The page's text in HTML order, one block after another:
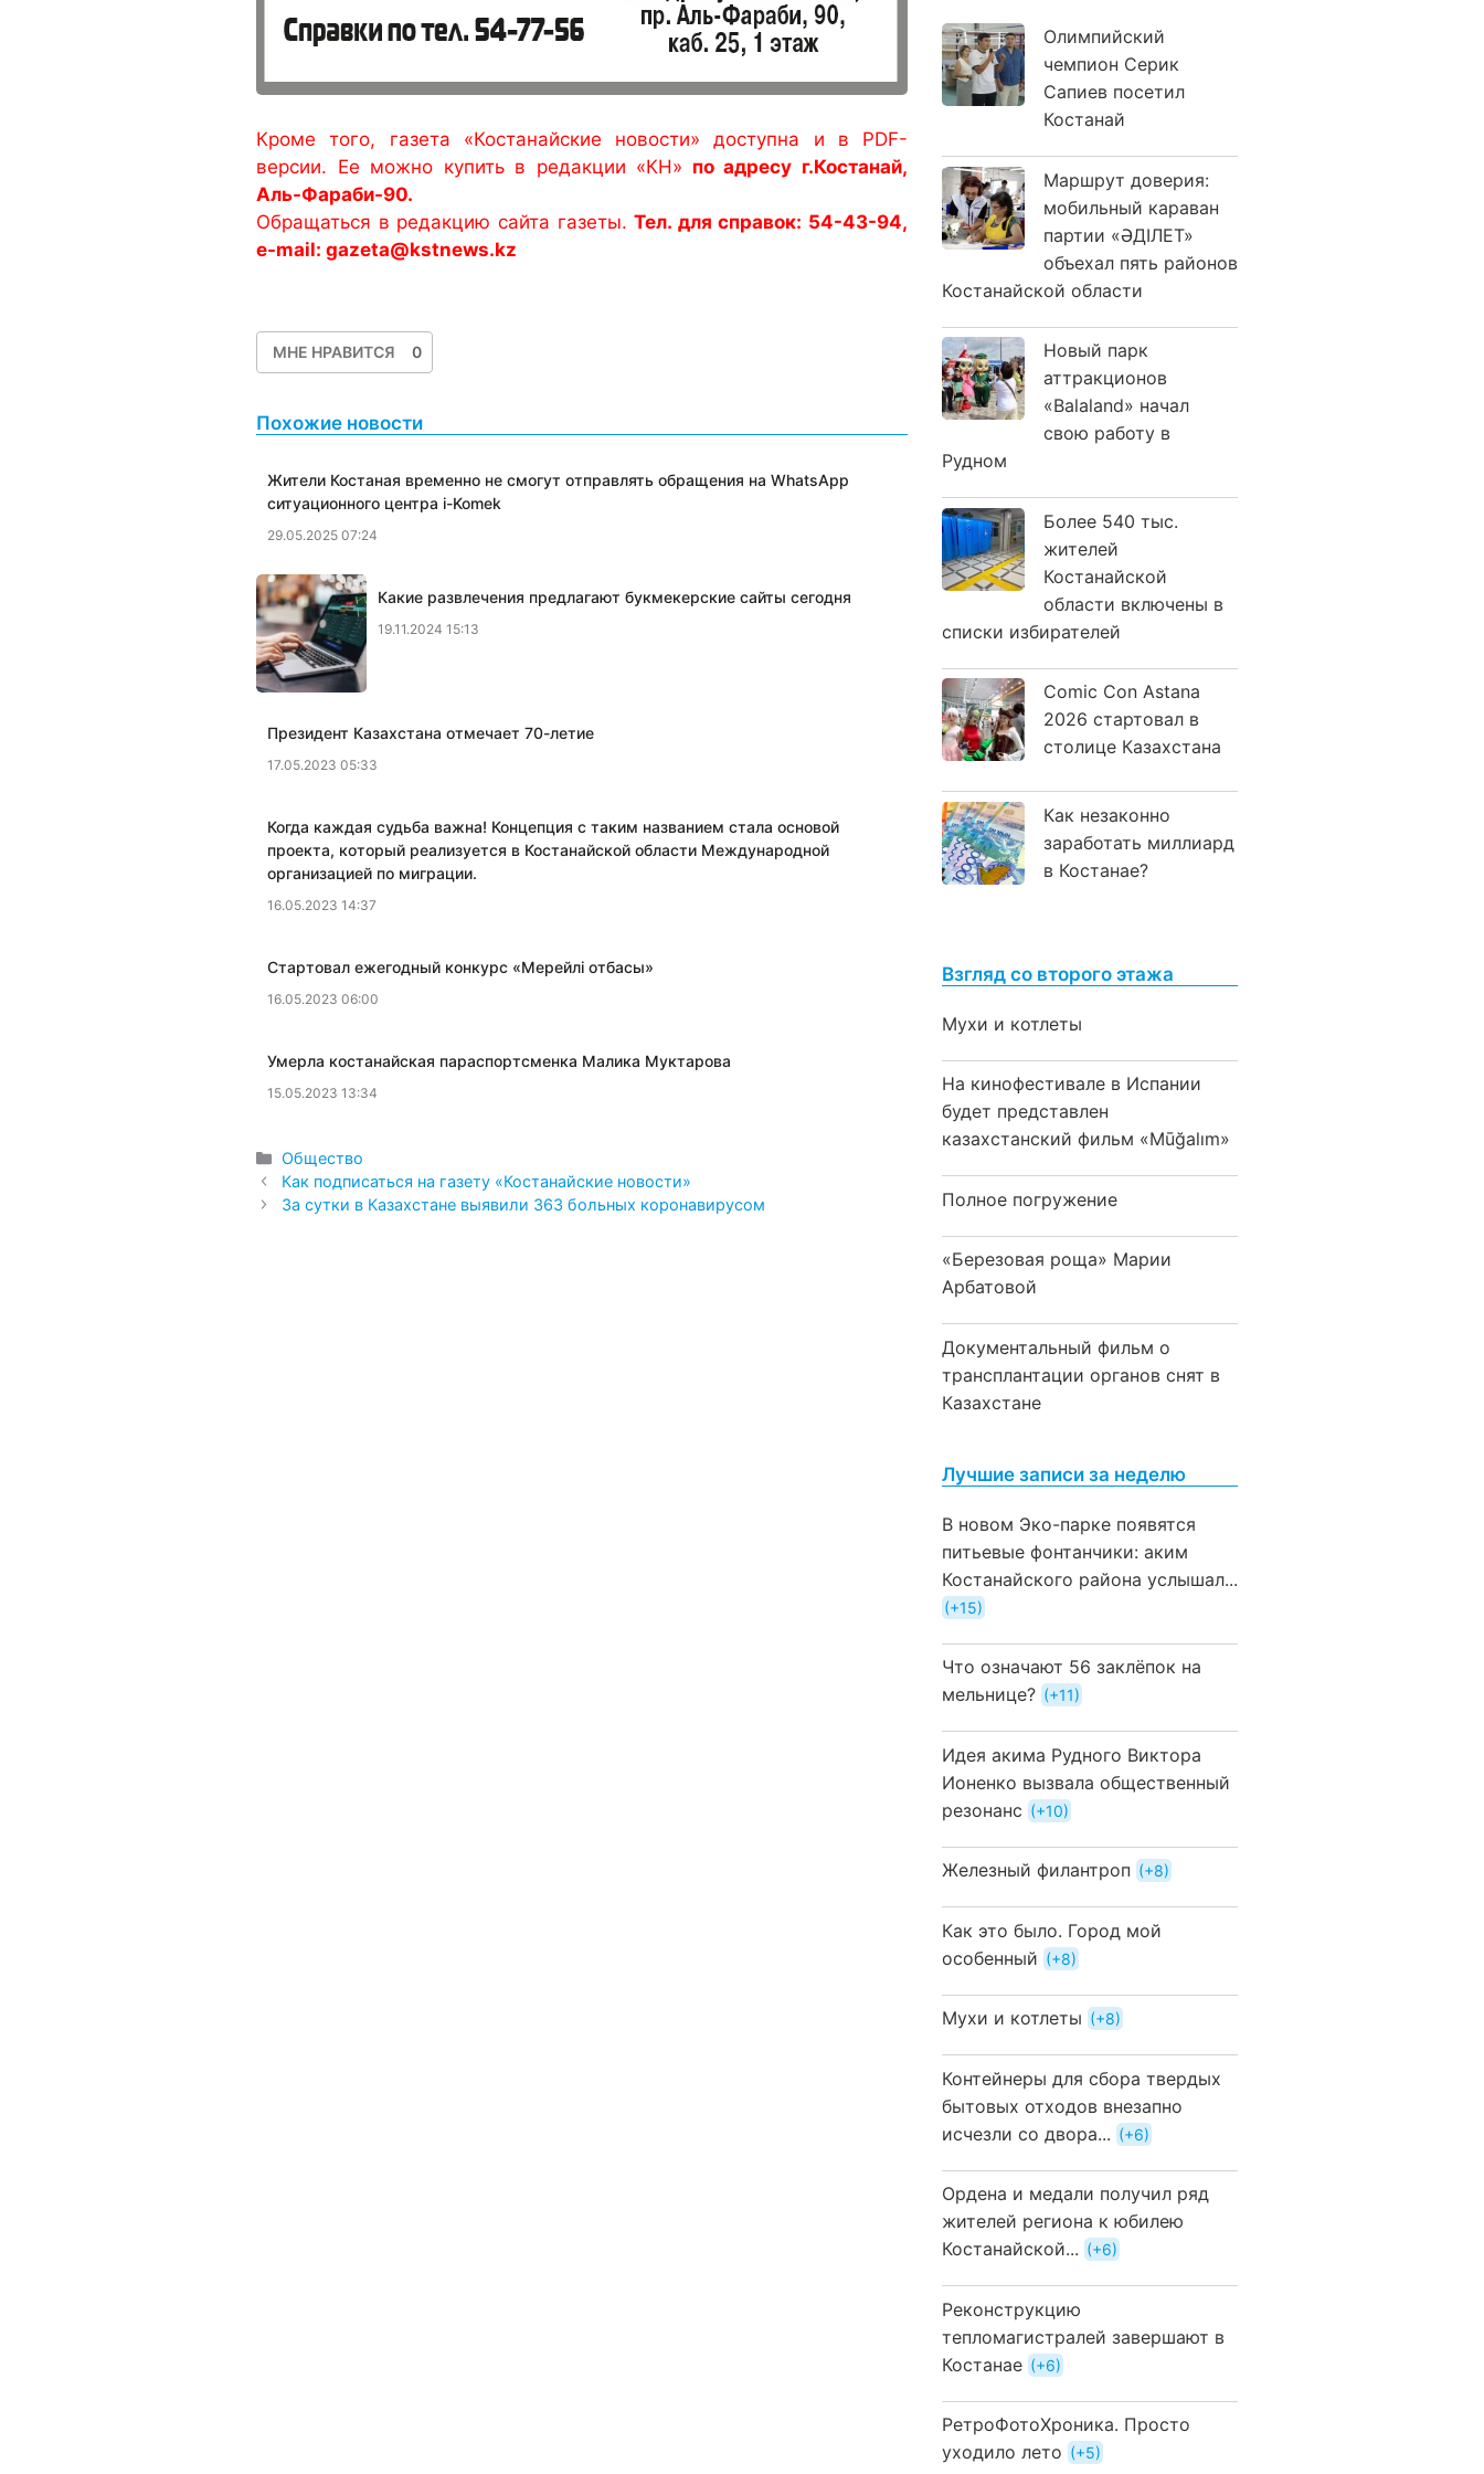
Кроме того, газета «Костанайские новости» доступна и в PDF-
версии. Ее можно купить в редакции «КН» по адресу г.Костанай,
Аль-Фараби-90.
Обращаться в редакцию сайта газеты.Тел. для справок: 54-43-94,
e-mail: gazeta@kstnews.kz
МНЕ НРАВИТСЯ 0
Похожие новости
Жители Костаная временно не смогут отправлять обращения на WhatsApp
ситуационного центра i-Komek
29.05.2025 07:24
Какие развлечения предлагают букмекерские сайты сегодня
19.11.2024 15:13
Президент Казахстана отмечает 70-летие
17.05.2023 05:33
Когда каждая судьба важна! Концепция с таким названием стала основой
проекта, который реализуется в Костанайской области Международной
организацией по миграции.
16.05.2023 14:37
​Стартовал ежегодный конкурс «Мерейлi отбасы»
16.05.2023 06:00
​Умерла костанайская параспортсменка Малика Муктарова
15.05.2023 13:34
Рубрики
Общество
Как подписаться на газету «Костанайские новости»
За сутки в Казахстане выявили 363 больных коронавирусом
Олимпийский
чемпион Серик
Сапиев посетил
Костанай
Маршрут доверия:
мобильный караван
партии «ӘДІЛЕТ»
объехал пять районов
Костанайской области
Новый парк
аттракционов
«Balaland» начал
свою работу в
Рудном
Более 540 тыс.
жителей
Костанайской
области включены в
списки избирателей
Comic Con Astana
2026 стартовал в
столице Казахстана
Как незаконно
заработать миллиард
в Костанае?
Взгляд со второго этажа
Мухи и котлеты
На кинофестивале в Испании
будет представлен
казахстанский фильм «Mūğalım»
Полное погружение
«Березовая роща» Марии
Арбатовой
Документальный фильм о
трансплантации органов снят в
Казахстане
Лучшие записи за неделю
В новом Эко-парке появятся
питьевые фонтанчики: аким
Костанайского района услышал...
+15
Что означают 56 заклёпок на
мельнице?
+11
Идея акима Рудного Виктора
Ионенко вызвала общественный
резонанс
+10
Железный филантроп +8
Как это было. Город мой
особенный
+8
Мухи и котлеты +8
Контейнеры для сбора твердых
бытовых отходов внезапно
исчезли со двора...
+6
Ордена и медали получил ряд
жителей региона к юбилею
Костанайской...
+6
Реконструкцию
тепломагистралей завершают в
Костанае
+6
РетроФотоХроника. Просто
уходило лето
+5